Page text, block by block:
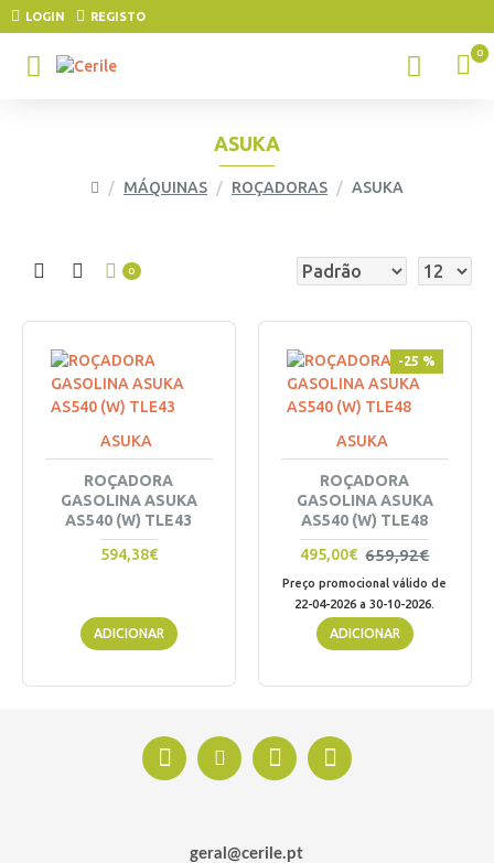
LOGIN REGISTO
0
MÁQUINAS ROÇADORAS ASUKA
ASUKA
0
ASUKA
ROÇADORA
GASOLINA ASUKA
AS540 (W) TLE43
594,38€
ADICIONAR
-25 %
ASUKA
ROÇADORA
GASOLINA ASUKA
AS540 (W) TLE48
495,00€ 659,92€
Preço promocional válido de
22-04-2026 a 30-10-2026.
ADICIONAR
geral@cerile.pt